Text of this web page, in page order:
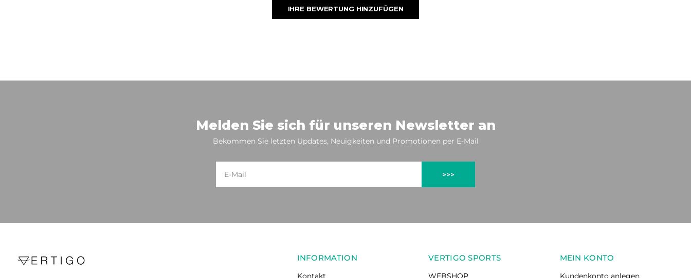
IHRE BEWERTUNG HINZUFÜGEN
Melden Sie sich für unseren Newsletter an
Bekommen Sie letzten Updates, Neuigkeiten und Promotionen per E-Mail
>>>
INFORMATION
Kontakt
VERTIGO SPORTS
WEBSHOP
MEIN KONTO
Kundenkonto anlegen